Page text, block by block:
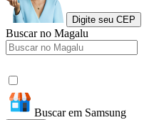
Digite seu CEP
Buscar no Magalu
Buscar em Samsung